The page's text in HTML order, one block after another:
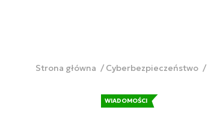
Strona główna Cyberbezpieczeństwo
WIADOMOŚCI